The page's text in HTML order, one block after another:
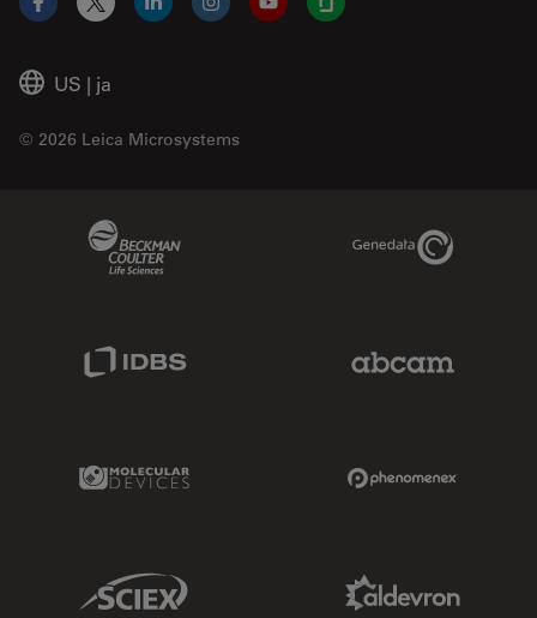
US | ja
© 2026 Leica Microsystems
Facebook
X LinkedInInstagramYouTubeGlassdoor
Genedata Link
Molecular Devices Link
Sciex Link